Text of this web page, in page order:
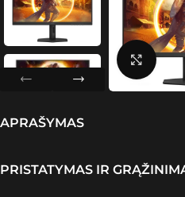
APRAŠYMAS
PRISTATYMAS IR